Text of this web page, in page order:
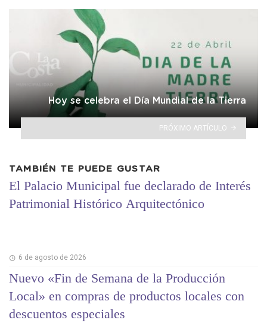
Hoy se celebra el Día Mundial de la Tierra
PRÓXIMO ARTÍCULO
TAMBIÉN TE PUEDE GUSTAR
El Palacio Municipal fue declarado de Interés
Patrimonial Histórico Arquitectónico
6 de agosto de 2026
Nuevo «Fin de Semana de la Producción
Local» en compras de productos locales con
descuentos especiales